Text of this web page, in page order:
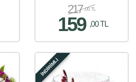
217 ,00 TL
159 ,00 TL
İNDİRİMLİ